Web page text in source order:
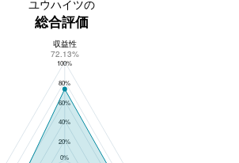
ユウハイツの
総合評価
ユウハイツの総合評価
100%
80%
60%
40%
20%
0%
収益性
72.13%